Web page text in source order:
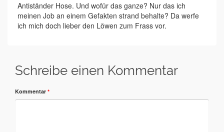
Antiständer Hose. Und wofür das ganze? Nur das ich
meinen Job an einem Gefakten strand behalte? Da werfe
ich mich doch lieber den Löwen zum Frass vor.
Schreibe einen Kommentar
Kommentar *